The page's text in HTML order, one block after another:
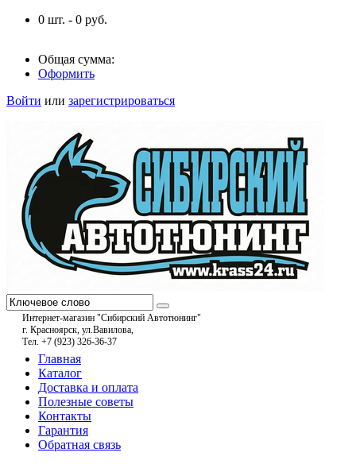
0 шт. - 0 руб.
Общая сумма:
Оформить
Войти или зарегистрироваться
Интернет-магазин "Сибирский Автотюнинг"
г. Красноярск, ул.Вавилова,
Тел. +7 (923) 326-36-37
Главная
Каталог
Доставка и оплата
Полезные советы
Контакты
Гарантия
Обратная связь